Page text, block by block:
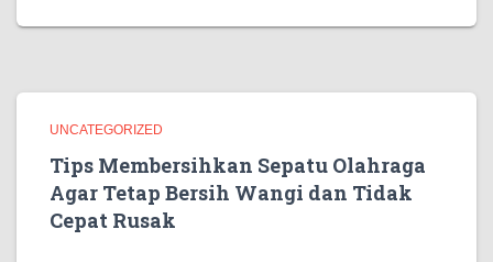
UNCATEGORIZED
Tips Membersihkan Sepatu Olahraga
Agar Tetap Bersih Wangi dan Tidak
Cepat Rusak